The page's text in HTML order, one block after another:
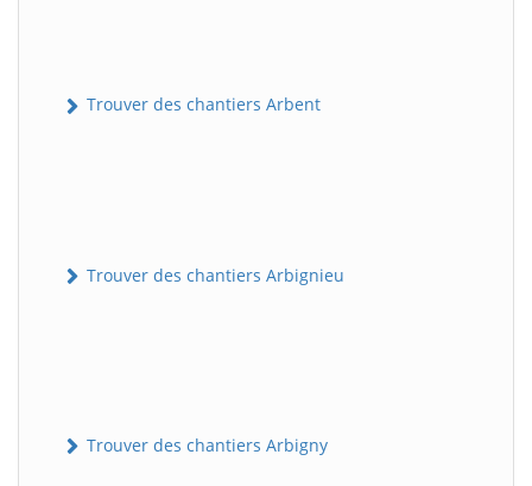
Trouver des chantiers Arbent
Trouver des chantiers Arbignieu
Trouver des chantiers Arbigny